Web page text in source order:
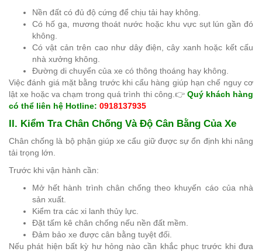
Nền đất có đủ độ cứng để chịu tải hay không.
Có hố ga, mương thoát nước hoặc khu vực sụt lún gần đó
không.
Có vật cản trên cao như dây điện, cây xanh hoặc kết cấu
nhà xưởng không.
Đường di chuyển của xe có thông thoáng hay không.
Việc đánh giá mặt bằng trước khi cẩu hàng giúp hạn chế nguy cơ
lật xe hoặc va chạm trong quá trình thi công. 👉 Quý khách hàng
có thể liên hệ Hotline: 0918137935
II. Kiểm Tra Chân Chống Và Độ Cân Bằng Của Xe
Chân chống là bộ phận giúp xe cẩu giữ được sự ổn định khi nâng
tải trọng lớn.
Trước khi vận hành cần:
Mở hết hành trình chân chống theo khuyến cáo của nhà
sản xuất.
Kiểm tra các xi lanh thủy lực.
Đặt tấm kê chân chống nếu nền đất mềm.
Đảm bảo xe được cân bằng tuyệt đối.
Nếu phát hiện bất kỳ hư hỏng nào cần khắc phục trước khi đưa